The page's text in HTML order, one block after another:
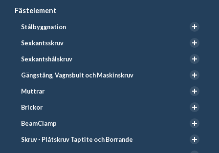
Fästelement
Stålbyggnation
Sexkantsskruv
Sexkantshålskruv
Gängstång, Vagnsbult och Maskinskruv
Muttrar
Brickor
BeamClamp
Skruv - Plåtskruv Taptite och Borrande